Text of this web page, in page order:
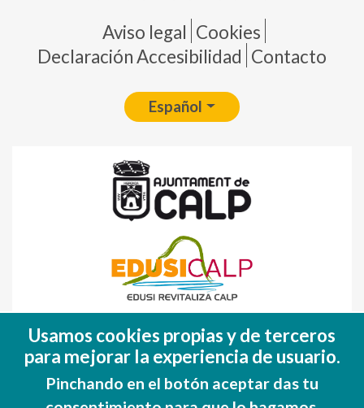
Pie de página
Aviso legal Cookies
Declaración Accesibilidad Contacto
Español
(FEDER)
Una manera de hacer EUROPA
Usamos cookies propias y de terceros
para mejorar la experiencia de usuario.
Pinchando en el botón aceptar das tu